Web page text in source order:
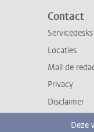
Contact
Locaties
Mail de
Privacy
Disclaimer
Deze